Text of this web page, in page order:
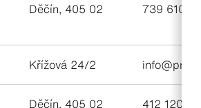
Děčín, 405 02 739 610
Křížová 24/2
Děčín, 405 02 412 120